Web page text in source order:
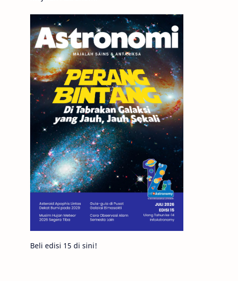
Aurora Supernova
Nebula Sponsored
Matahari Featured
Mars Planet Katai
GMT 2016 History
Hoax Bima Sakti
Meteor Gerhana
Komet ISON Jupiter
Planet Kerdil Bumi
Pengetahuan Berita
Beli edisi 15 di sini!